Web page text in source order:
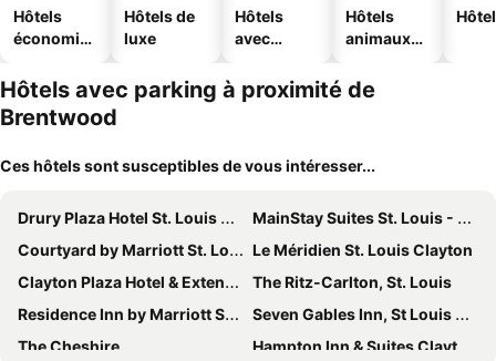
Hôtels
économiq
Hôtels de
luxe
Hôtels
avec
Hôtels
animaux
Hôtels avec parking à proximité de
Brentwood
Ces hôtels sont susceptibles de vous intéresser...
Drury Plaza Hotel St. Louis Brentwood
MainStay Suites St. Louis - Galleria
Courtyard by Marriott St. Louis Brentwood
Le Méridien St. Louis Clayton
Clayton Plaza Hotel & Extended Stay
The Ritz-Carlton, St. Louis
Residence Inn by Marriott St Louis Clayton
Seven Gables Inn, St Louis West, a Tribute Portfolio Hotel
The Cheshire
Hampton Inn & Suites Clayton/St. Louis-Galleria Area